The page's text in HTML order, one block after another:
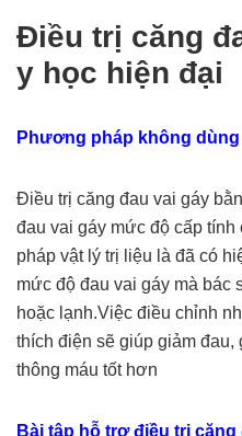
Điều trị căng
y học hiện đại
Phương pháp không
Điều trị căng đau vai gáy
đau vai gáy mức độ cấp
pháp vật lý trị liệu là đã có
mức độ đau vai gáy mà bác
hoặc lạnh.Việc điều chỉnh
thích điện sẽ giúp giảm
thông máu tốt hơn
Bài tập hỗ trợ điều trị căng